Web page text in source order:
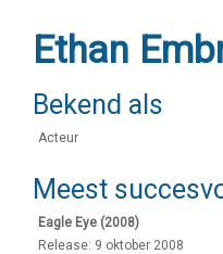
Ethan
Bekend als
Acteur
Meest
Eagle Eye (2008)
Release: 9 oktober 2008